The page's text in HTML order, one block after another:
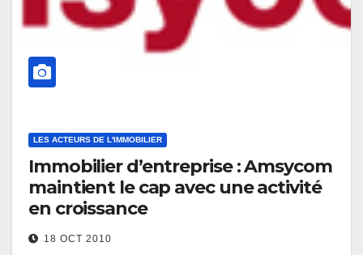
LES ACTEURS DE L'IMMOBILIER
Immobilier d’entreprise : Amsycom
maintient le cap avec une activité
en croissance
18 OCT 2010